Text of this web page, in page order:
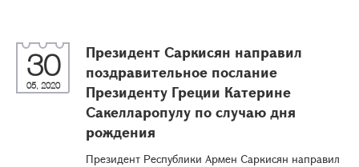
30
05, 2020
Президент Саркисян направил
поздравительное послание
Президенту Греции Катерине
Сакелларопулу по случаю дня
рождения
Президент Республики Армен Саркисян направил